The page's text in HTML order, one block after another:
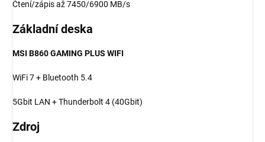
Čtení/zápis až 7450/6900 MB/s
Základní deska
MSI B860 GAMING PLUS WIFI
WiFi 7 + Bluetooth 5.4
5Gbit LAN + Thunderbolt 4 (40Gbit)
Zdroj